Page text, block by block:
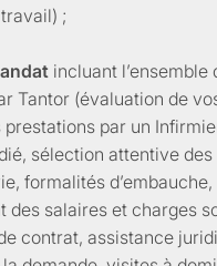
;
incluant l’ensemble
Tantor (évaluation de
par un
sélection attentive
formalités
des salaires et charges
contrat, assistance